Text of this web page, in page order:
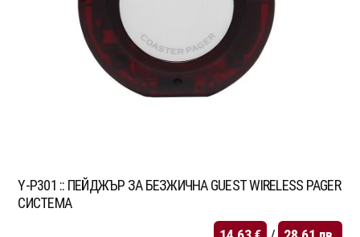
Y-P301 :: ПЕЙДЖЪР ЗА БЕЗЖИЧНА GUEST WIRELESS PAGER
СИСТЕМА